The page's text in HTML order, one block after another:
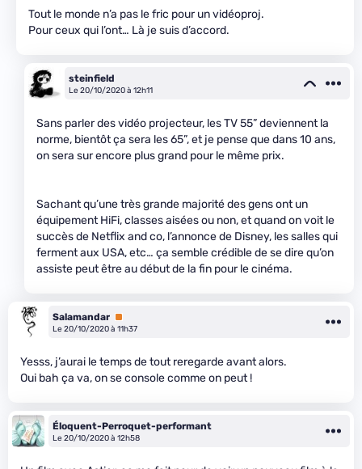
Tout le monde n’a pas le fric pour un vidéoproj.
Pour ceux qui l’ont… Là je suis d’accord.
steinfield
Le 20/10/2020 à 12h11
Sans parler des vidéo projecteur, les TV 55” deviennent la
norme, bientôt ça sera les 65”, et je pense que dans 10 ans,
on sera sur encore plus grand pour le même prix.
Sachant qu’une très grande majorité des gens ont un
équipement HiFi, classes aisées ou non, et quand on voit le
succès de Netflix and co, l’annonce de Disney, les salles qui
ferment aux USA, etc… ça semble crédible de se dire qu’on
assiste peut être au début de la fin pour le cinéma.
Salamandar Premium
Le 20/10/2020 à 11h37
Yesss, j’aurai le temps de tout reregarde avant alors.
Oui bah ça va, on se console comme on peut !
Éloquent-Perroquet-performant
Le 20/10/2020 à 12h58